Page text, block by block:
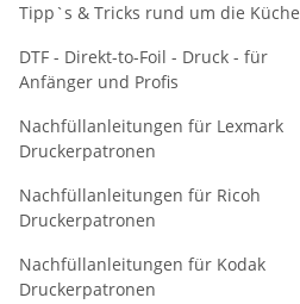
Tipp`s & Tricks rund um die Küche
DTF - Direkt-to-Foil - Druck - für
Anfänger und Profis
Nachfüllanleitungen für Lexmark
Druckerpatronen
Nachfüllanleitungen für Ricoh
Druckerpatronen
Nachfüllanleitungen für Kodak
Druckerpatronen